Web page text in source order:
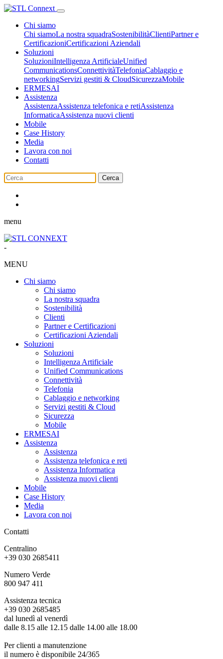
Chi siamo
Chi siamoLa nostra squadraSostenibilitàClientiPartner e
CertificazioniCertificazioni Aziendali
Soluzioni
SoluzioniIntelligenza ArtificialeUnified
CommunicationsConnettivitàTelefoniaCablaggio e
networkingServizi gestiti & CloudSicurezzaMobile
ERMESAI
Assistenza
AssistenzaAssistenza telefonica e retiAssistenza
InformaticaAssistenza nuovi clienti
Mobile
Case History
Media
Lavora con noi
Contatti
Cerca
menu
-
MENU
Chi siamo
Chi siamo
La nostra squadra
Sostenibilità
Clienti
Partner e Certificazioni
Certificazioni Aziendali
Soluzioni
Soluzioni
Intelligenza Artificiale
Unified Communications
Connettività
Telefonia
Cablaggio e networking
Servizi gestiti & Cloud
Sicurezza
Mobile
ERMESAI
Assistenza
Assistenza
Assistenza telefonica e reti
Assistenza Informatica
Assistenza nuovi clienti
Mobile
Case History
Media
Lavora con noi
Contatti
Centralino
+39 030 2685411
Numero Verde
800 947 411
Assistenza tecnica
+39 030 2685485
dal lunedì al venerdì
dalle 8.15 alle 12.15 dalle 14.00 alle 18.00
Per clienti a manutenzione
il numero è disponibile 24/365